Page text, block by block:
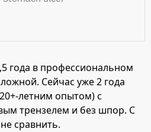
года в профессиональном
Сейчас уже 2 года
летним опытом) с
трензелем и без шпор. С
сравнить.